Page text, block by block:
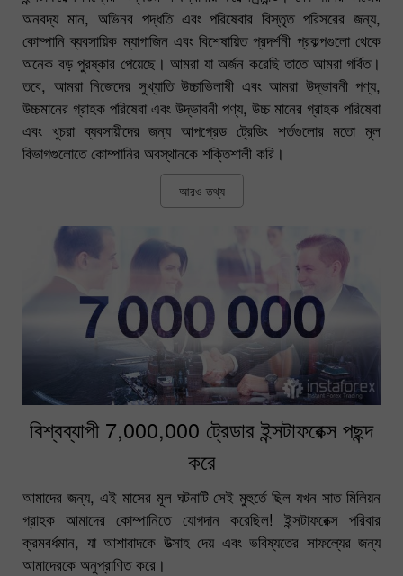
অনবদ্য মান, অভিনব পদ্ধতি এবং পরিষেবার বিস্তৃত পরিসরের জন্য,
কোম্পানি ব্যবসায়িক ম্যাগাজিন এবং বিশেষায়িত প্রদর্শনী প্রকল্পগুলো থেকে
অনেক বড় পুরষ্কার পেয়েছে। আমরা যা অর্জন করেছি তাতে আমরা গর্বিত।
তবে, আমরা নিজেদের সুখ্যাতি উচ্চাভিলাষী এবং আমরা উদ্ভাবনী পণ্য,
উচ্চমানের গ্রাহক পরিষেবা এবং উদ্ভাবনী পণ্য, উচ্চ মানের গ্রাহক পরিষেবা
এবং খুচরা ব্যবসায়ীদের জন্য আপগ্রেড ট্রেডিং শর্তগুলোর মতো মূল
বিভাগগুলোতে কোম্পানির অবস্থানকে শক্তিশালী করি।
আরও তথ্য
বিশ্বব্যাপী 7,000,000 ট্রেডার ইন্সটাফরেক্স পছন্দ
করে
আমাদের জন্য, এই মাসের মূল ঘটনাটি সেই মুহুর্তে ছিল যখন সাত মিলিয়ন
গ্রাহক আমাদের কোম্পানিতে যোগদান করেছিল! ইন্সটাফরেক্স পরিবার
ক্রমবর্ধমান, যা আশাবাদকে উত্সাহ দেয় এবং ভবিষ্যতের সাফল্যের জন্য
আমাদেরকে অনুপ্রাণিত করে।